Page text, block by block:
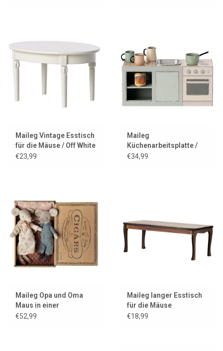
Maileg Vintage Esstisch
für die Mäuse / Off White
€23,99
Maileg
Küchenarbeitsplatte /
Küchenzeile für die
€34,99
Maileg Opa und Oma
Maus in einer
Zigarrenkiste
€52,99
Maileg langer Esstisch
für die Mäuse
€18,99